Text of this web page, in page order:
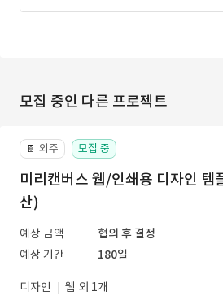
모집 중인 다른 프로젝트
📔 외주 모집 중
미리캔버스 웹/인쇄용 디자인 템
산)
예상 금액
협의 후 결정
예상 기간
180일
디자인
웹 외 1개